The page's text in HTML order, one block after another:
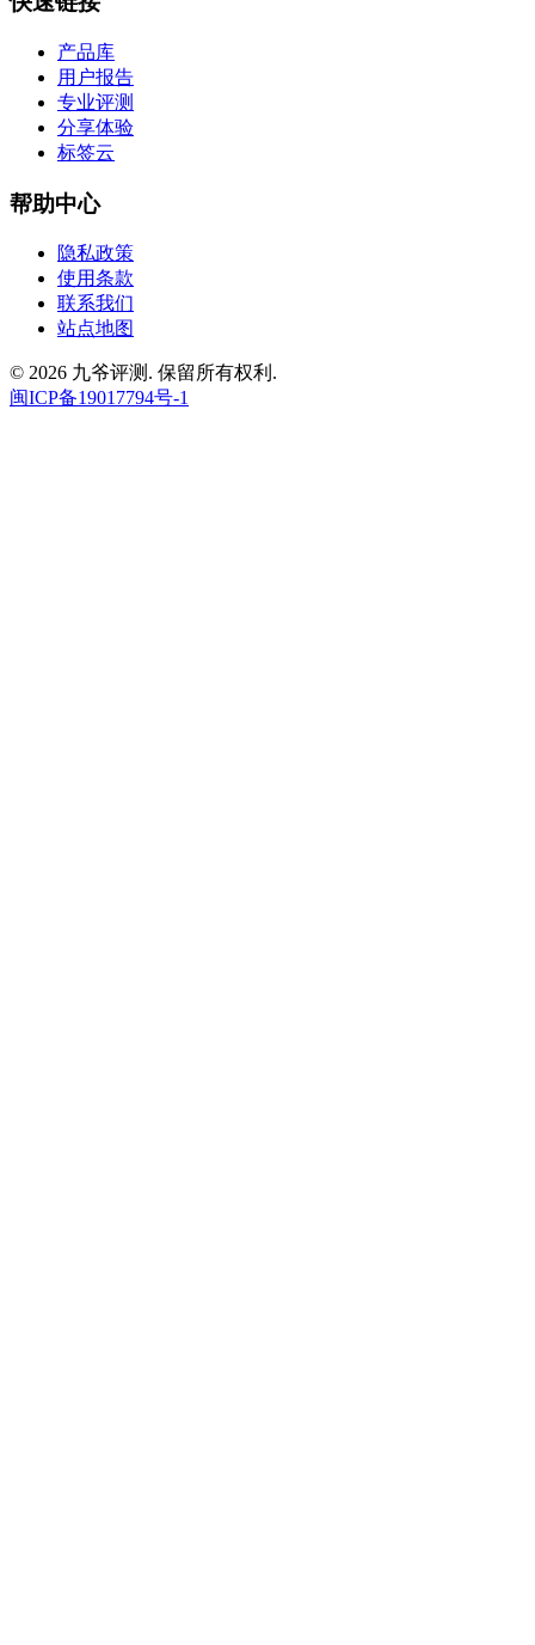
产品库
用户报告
专业评测
分享体验
标签云
帮助中心
隐私政策
使用条款
联系我们
站点地图
© 2026 九爷评测. 保留所有权利.
闽ICP备19017794号-1